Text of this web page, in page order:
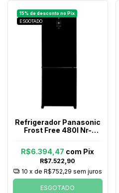
ESGOTADO
Refrigerador Panasonic
Frost Free 480l Nr-
R$7.522,90
R$6.394,47 com Pix
10 x de R$752,29 sem juros
ESGOTADO